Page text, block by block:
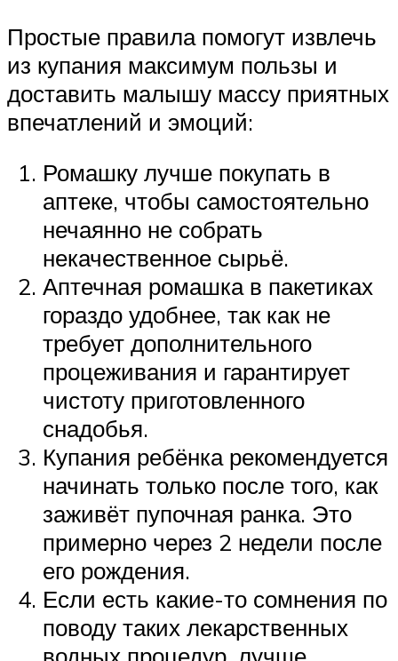
Простые правила помогут извлечь
из купания максимум пользы и
доставить малышу массу приятных
впечатлений и эмоций:
Ромашку лучше покупать в
аптеке, чтобы самостоятельно
нечаянно не собрать
некачественное сырьё.
Аптечная ромашка в пакетиках
гораздо удобнее, так как не
требует дополнительного
процеживания и гарантирует
чистоту приготовленного
снадобья.
Купания ребёнка рекомендуется
начинать только после того, как
заживёт пупочная ранка. Это
примерно через 2 недели после
его рождения.
Если есть какие-то сомнения по
поводу таких лекарственных